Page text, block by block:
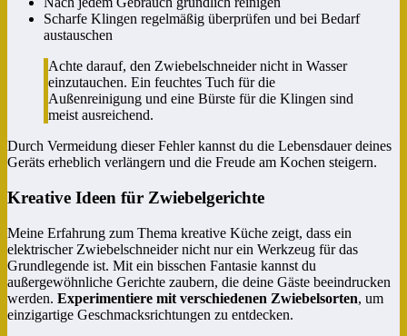
Scharfe Klingen regelmäßig überprüfen und bei Bedarf
austauschen
Achte darauf, den Zwiebelschneider nicht in Wasser
einzutauchen. Ein feuchtes Tuch für die
Außenreinigung und eine Bürste für die Klingen sind
meist ausreichend.
Durch Vermeidung dieser Fehler kannst du die Lebensdauer deines
Geräts erheblich verlängern und die Freude am Kochen steigern.
Kreative Ideen für Zwiebelgerichte
Meine Erfahrung zum Thema kreative Küche zeigt, dass ein
elektrischer Zwiebelschneider nicht nur ein Werkzeug für das
Grundlegende ist. Mit ein bisschen Fantasie kannst du
außergewöhnliche Gerichte zaubern, die deine Gäste beeindrucken
werden. Experimentiere mit verschiedenen Zwiebelsorten, um
einzigartige Geschmacksrichtungen zu entdecken.